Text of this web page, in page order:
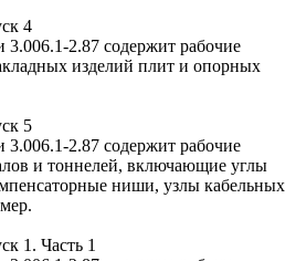
4
2.87 содержит рабочие
изделий плит и опорных
5
2.87 содержит рабочие
и тоннелей, включающие углы
ниши, узлы кабельных
1. Часть 1